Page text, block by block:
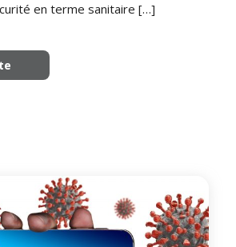
en terme sanitaire […]